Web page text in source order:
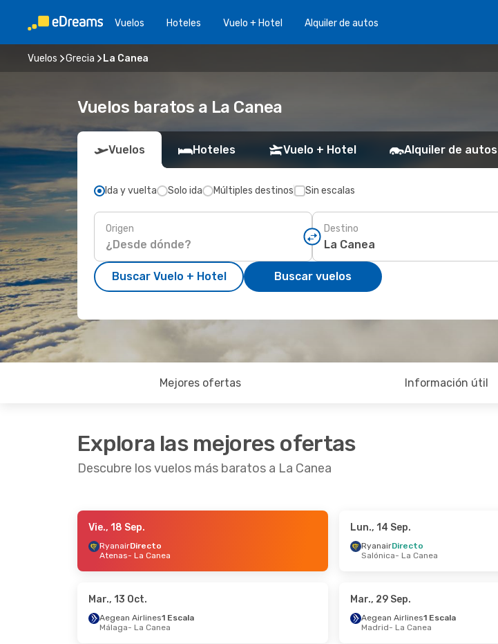
Vuelos Hoteles Vuelo + Hotel Alquiler de autos
Vuelos Grecia La Canea
Vuelos baratos a La Canea
Vuelos Hoteles Vuelo + Hotel Alquiler de autos
Ida y vuelta Solo ida Múltiples destinos Sin escalas
Origen Destino
Buscar Vuelo + Hotel Buscar vuelos
Mejores ofertas Información útil
Explora las mejores ofertas
Descubre los vuelos más baratos a La Canea
- Mar., 29 Sep.
- La Canea
- Lun., 19 Oct.
- La Canea
- Dom., 13 Sep. - Dom., 11 Oct.
Vie., 18 Sep.
RyanairDirecto
Atenas- La Canea
Lun., 14 Sep.
RyanairDirecto
Salónica- La Canea
Mar., 13 Oct.
Aegean Airlines1 Escala
Málaga- La Canea
Mar., 29 Sep.
Aegean Airlines1 Escala
Madrid- La Canea